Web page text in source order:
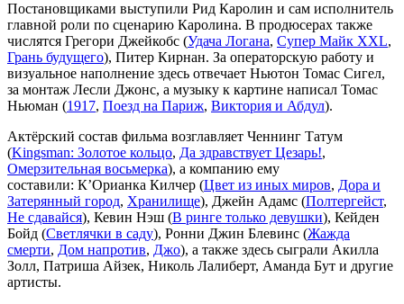
Постановщиками выступили Рид Каролин и сам исполнитель
главной роли по сценарию Каролина. В продюсерах также
числятся Грегори Джейкобс (Удача Логана, Супер Майк XXL,
Грань будущего), Питер Кирнан. За операторскую работу и
визуальное наполнение здесь отвечает Ньютон Томас Сигел,
за монтаж Лесли Джонс, а музыку к картине написал Томас
Ньюман (1917, Поезд на Париж, Виктория и Абдул).
Актёрский состав фильма возглавляет Ченнинг Татум
(Kingsman: Золотое кольцо, Да здравствует Цезарь!,
Омерзительная восьмерка), а компанию ему
составили: К’Орианка Килчер (Цвет из иных миров, Дора и
Затерянный город, Хранилище), Джейн Адамс (Полтергейст,
Не сдавайся), Кевин Нэш (В ринге только девушки), Кейден
Бойд (Светлячки в саду), Ронни Джин Блевинс (Жажда
смерти, Дом напротив, Джо), а также здесь сыграли Акилла
Золл, Патриша Айзек, Николь Лалиберт, Аманда Бут и другие
артисты.